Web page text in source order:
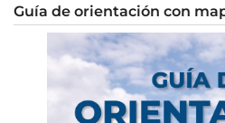
Guía de orientación con